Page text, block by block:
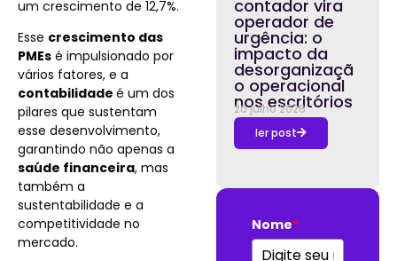
um crescimento de 12,7%.
Esse crescimento das
PMEs é impulsionado por
vários fatores, e a
contabilidade é um dos
pilares que sustentam
esse desenvolvimento,
garantindo não apenas a
saúde financeira, mas
também a
sustentabilidade e a
competitividade no
mercado.
contador vira
operador de
urgência: o
impacto da
desorganizaçã
o operacional
nos escritórios
20 julho 2026
ler post
Nome*